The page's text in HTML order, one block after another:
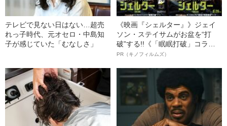
テレビで見ない日はない…超売
れっ子時代、元オセロ・中島知
子が感じていた「むなしさ」
《映画『シェルター』》ジェイ
ソン・ステイサムがお盆を“打
破”する!!《「眠眠打破」コラ
ボ》
PR（キノフィルムズ）